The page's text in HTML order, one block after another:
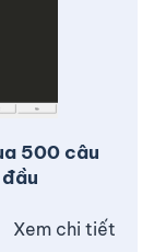
500 câu
Xem chi tiết